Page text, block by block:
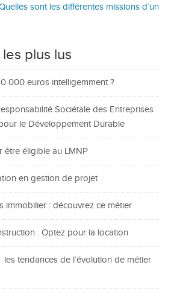
sont les différentes missions d’un
plus lus
000 euros intelligemment ?
Sociétale des Entreprises
le Développement Durable
être éligible au LMNP
en gestion de projet
immobilier : découvrez ce métier
: Optez pour la location
tendances de l’évolution de métier